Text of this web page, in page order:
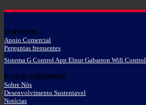
SERVIÇOS
Apoio Comercial
Perguntas frequentes
Sistema G Control App Elnur Gabarron Wifi Control
ELNUR GABARRON
Sobre Nós
Desenvolvimento Sustentavel
Notícias